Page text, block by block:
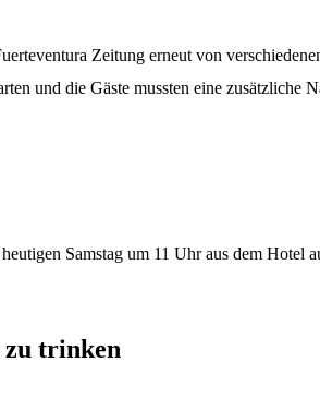
Zeitung erneut von
und die Gäste mussten eine
Samstag um 11 Uhr aus dem
zu trinken